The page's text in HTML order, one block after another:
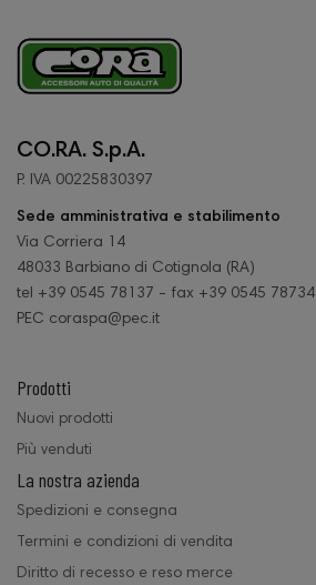
CO.RA. S.p.A.
P. IVA 00225830397
Sede amministrativa e stabilimento
Via Corriera 14
48033 Barbiano di Cotignola (RA)
tel +39 0545 78137 - fax +39 0545 78734
PEC coraspa@pec.it
Prodotti
Nuovi prodotti
Più venduti
La nostra azienda
Spedizioni e consegna
Termini e condizioni di vendita
Diritto di recesso e reso merce